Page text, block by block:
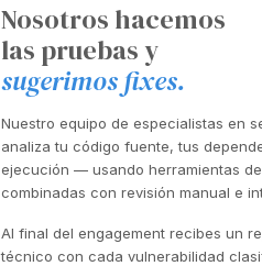
Nosotros hacemos
las pruebas y
sugerimos fixes.
Nuestro equipo de especialistas en
analiza tu código fuente, tus
ejecución — usando herramientas
combinadas con revisión manual e
Al final del engagement recibes un
técnico con cada vulnerabilidad